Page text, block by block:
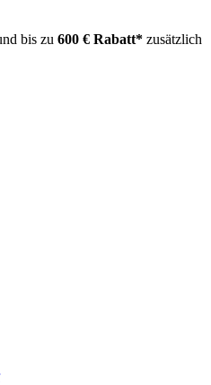
bis zu 600 € Rabatt* zusätzlich